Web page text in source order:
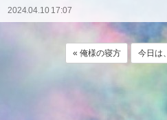
2024.04.10 17:07
« 俺様の寝方 今日は